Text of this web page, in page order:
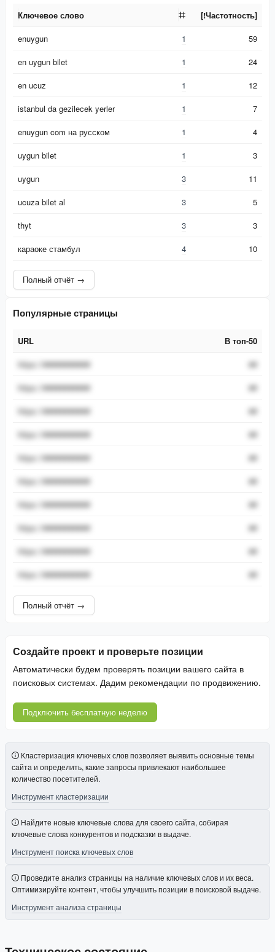
Ключевое слово
[!Частотность]
enuygun 1
59
en uygun bilet
1
24
en ucuz
1
12
istanbul da gezilecek yerler
1
7
enuygun com на русском
1
4
uygun bilet
1
3
uygun
3
11
ucuza bilet al
3
5
thyt
3
3
караоке стамбул
4 10
Полный отчёт →
Популярные страницы
URL
В топ-50
URL
https://###########
##
https://###########
##
https://###########
##
https://###########
##
https://###########
##
https://###########
##
https://###########
##
https://###########
##
https://###########
##
https://###########
##
Полный отчёт →
Создайте проект и проверьте позиции
Автоматически будем проверять позиции вашего сайта в
поисковых системах. Дадим рекомендации по продвижению.
Подключить бесплатную неделю
Кластеризация ключевых слов позволяет выявить основные темы
сайта и определить, какие запросы привлекают наибольшее
количество посетителей.
Инструмент кластеризации
Найдите новые ключевые слова для своего сайта, собирая
ключевые слова конкурентов и подсказки в выдаче.
Инструмент поиска ключевых слов
Проведите анализ страницы на наличие ключевых слов и их веса.
Оптимизируйте контент, чтобы улучшить позиции в поисковой выдаче.
Инструмент анализа страницы